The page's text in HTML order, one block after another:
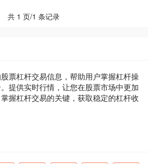
共 1 页/1 条记录
票杠杆交易信息，帮助用户掌握杠杆操
提供实时行情，让您在股票市场中更加
握杠杆交易的关键，获取稳定的杠杆收